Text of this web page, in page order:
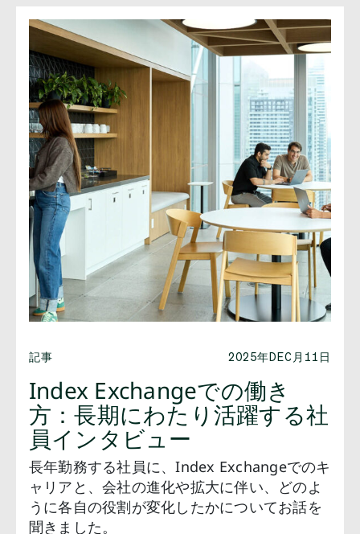
記事 2025年DEC月11日
Index Exchangeでの働き
方：長期にわたり活躍する社
員インタビュー
長年勤務する社員に、Index Exchangeでのキ
ャリアと、会社の進化や拡大に伴い、どのよ
うに各自の役割が変化したかについてお話を
聞きました。